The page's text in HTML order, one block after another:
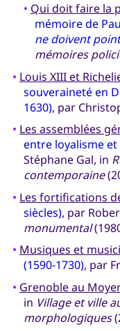
• Qui doit faire la
mémoire de
ne doivent
mémoires
• Louis XIII et
souveraineté en
1630), par
• Les assemblées
entre loyalisme et
Stéphane Gal, in
contemporaine
• Les fortifications
siècles), par
monumental
• Musiques et
(1590-1730), par
• Grenoble au
in Village et ville
morphologiques